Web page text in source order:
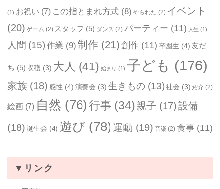
(1) お祝い (7) この指とまれ方式 (8) やられた (2) イベント
(20) ゲーム (2) スタッフ (5) ダンス (2) パーティー (11) 人生 (1)
人間 (15) 作業 (9) 制作 (21) 創作 (11) 卒園生 (4) 友だ
ち (5) 収穫 (3) 大人 (41) 始まり (1) 子ども (176)
家族 (18) 感性 (4) 演奏会 (3) 生きもの (13) 社会 (3) 紹介 (2)
絵画 (7) 自然 (76) 行事 (34) 親子 (17)設備
(18) 誕生会 (4) 遊び (78) 運動 (19) 音楽 (2) 食事 (11)
▼リンク